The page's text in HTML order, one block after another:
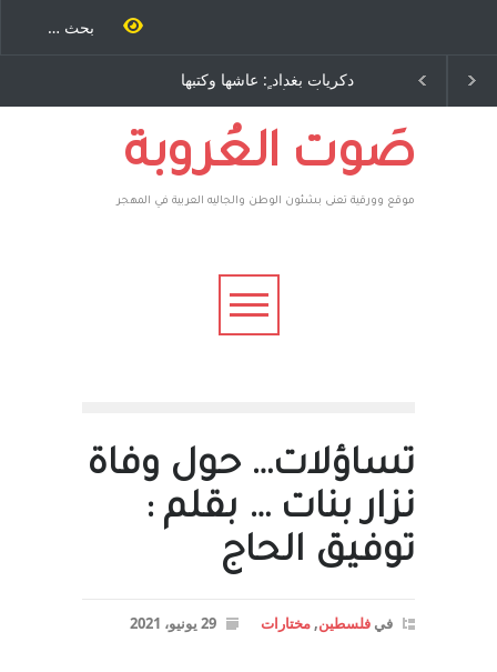
دكريات بغداد ٍ: عاشها وكتبها
:وليد رباح – نيوجرسي –
الولايات المتحدة الامريكية
كتب
يقهر
صَوت العُروبة
موقع وورقية تعنى بشئون الوطن والجاليه العربية في المهجر
تساؤلات… حول وفاة
نزار بنات … بقلم :
توفيق الحاج
في فلسطين, مختارات 29 يونيو، 2021